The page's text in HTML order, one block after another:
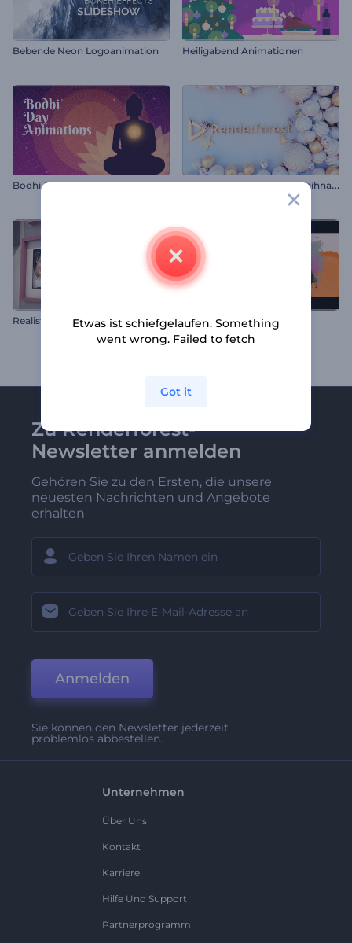
Bebende Neon Logoanimation Heiligabend Animationen
Bodhi-Tag Animationen G
lückseliger Opener für Weihnachten
Realistische Foto-Gallerie Farbspritzer Diashow
Zu Renderforest-
Newsletter anmelden
Gehören Sie zu den Ersten, die unsere
neuesten Nachrichten und Angebote
erhalten
Anmelden
Sie können den Newsletter jederzeit
problemlos abbestellen.
Unternehmen
Über Uns
Kontakt
Karriere
Hilfe Und Support
Partnerprogramm
Etwas ist schiefgelaufen. Something
went wrong. Failed to fetch
Got it